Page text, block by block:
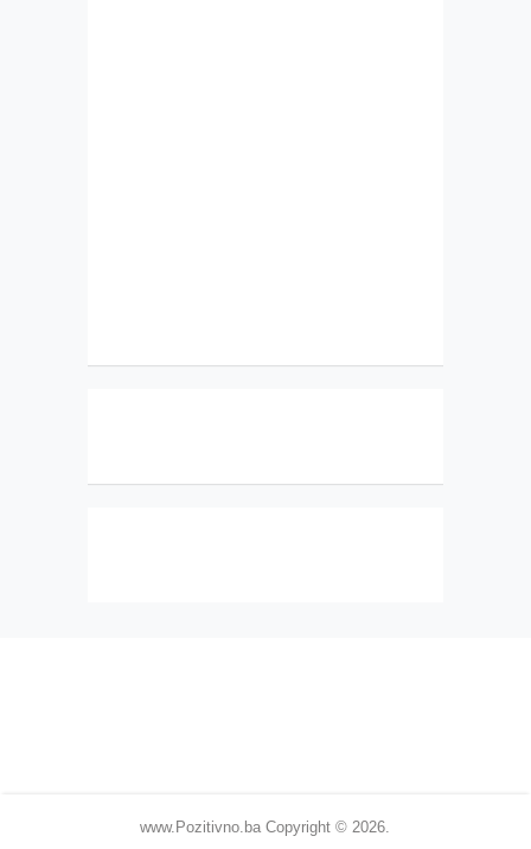
www.Pozitivno.ba Copyright © 2026.